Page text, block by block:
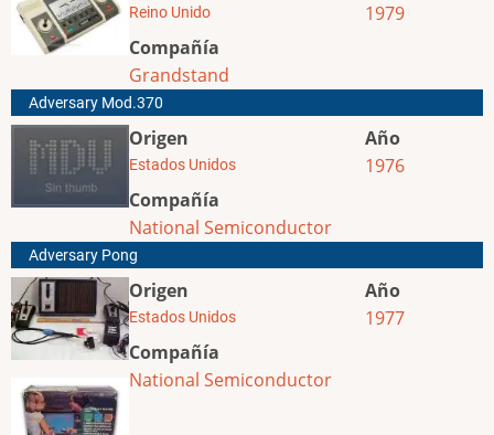
Reino Unido
Compañía
Grandstand
1979
Adversary Mod.370
Origen
Estados Unidos
Compañía
National Semiconductor
Año
1976
Adversary Pong
Origen
Estados Unidos
Compañía
National Semiconductor
Año
1977